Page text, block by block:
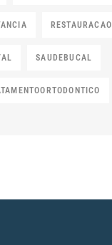
RESTAURACAO
SAUDEBUCAL